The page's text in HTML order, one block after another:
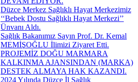
Düzce Merkez Sağlıklı Hayat Merkezimiz
‘‘Bebek Dostu Sağlıklı Hayat Merkezi’’
Ünvanı Aldı.
Sağlık Bakanımız Sayın Prof. Dr. Kemal
MEMİŞOĞLU İlimizi Ziyaret Etti.
PROJEMİZ DOĞU MARMARA
KALKINMA AJANSINDAN (MARKA)
DESTEK ALMAYA HAK KAZANDI.
2024 Yılında Düzce İl Sağlık